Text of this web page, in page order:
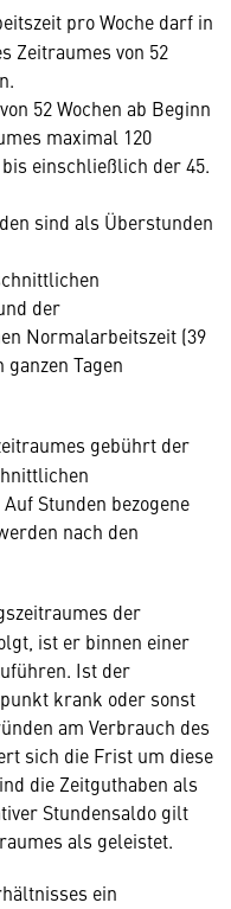
pro Woche darf in
Zeitraumes von 52
52 Wochen ab Beginn
maximal 120
einschließlich der 45.
sind als Überstunden
der
Normalarbeitszeit (39
Tagen
gebührt der
Stunden bezogene
nach den
der
ist er binnen einer
Ist der
krank oder sonst
am Verbrauch des
sich die Frist um diese
die Zeitguthaben als
Stundensaldo gilt
als geleistet.
ein